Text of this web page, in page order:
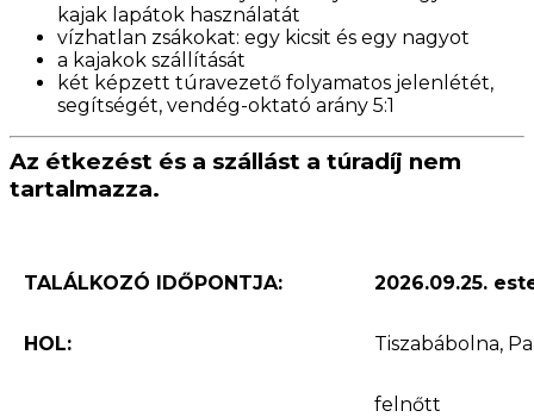
kajak lapátok használatát
vízhatlan zsákokat: egy kicsit és egy nagyot
a kajakok szállítását
két képzett túravezető folyamatos jelenlétét,
segítségét, vendég-oktató arány 5:1
Az étkezést és a szállást a túradíj nem
tartalmazza.
TALÁLKOZÓ IDŐPONTJA: 2026.09.25.
HOL: Tiszabábolna,
felnőtt